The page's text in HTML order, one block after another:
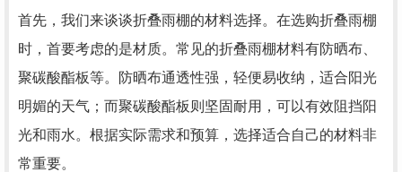
首先，我们来谈谈折叠雨棚的材料选择。在选购折叠雨棚
时，首要考虑的是材质。常见的折叠雨棚材料有防晒布、
聚碳酸酯板等。防晒布通透性强，轻便易收纳，适合阳光
明媚的天气；而聚碳酸酯板则坚固耐用，可以有效阻挡阳
光和雨水。根据实际需求和预算，选择适合自己的材料非
常重要。